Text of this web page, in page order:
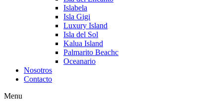
Islabela
Isla Gigi
Luxury Island
Isla del Sol
Kalua Island
Palmarito Beachc
Oceanario
Nosotros
Contacto
Menu